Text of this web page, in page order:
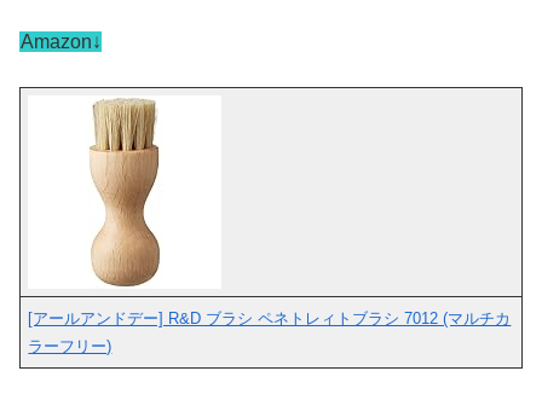
Amazon↓
[アールアンドデー] R&D ブラシ ペネトレィトブラシ 7012 (マルチカ
ラーフリー)